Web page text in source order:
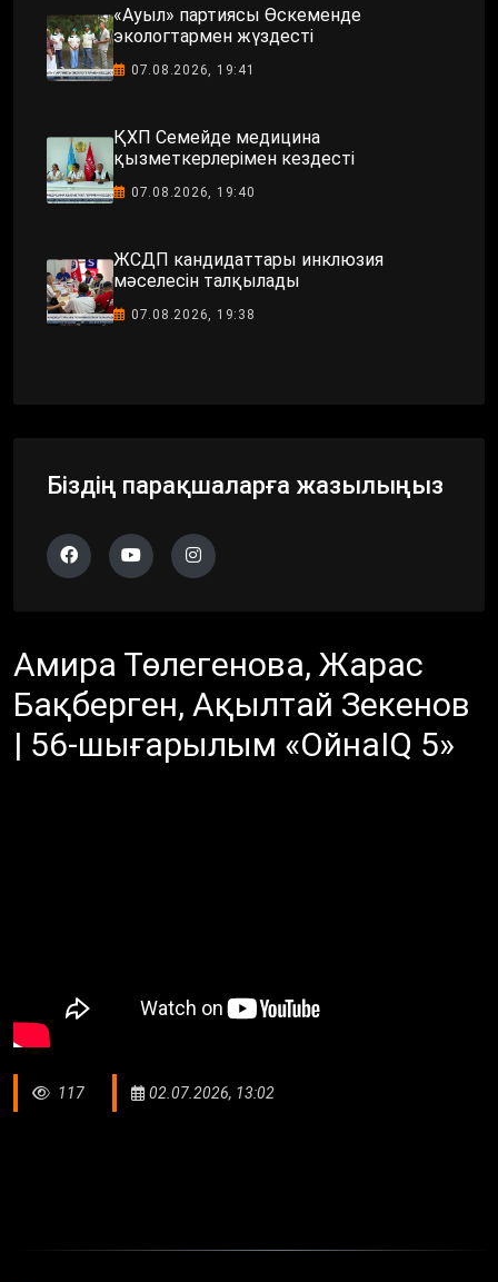
«Ауыл» партиясы Өскеменде
экологтармен жүздесті
07.08.2026, 19:41
ҚХП Семейде медицина
қызметкерлерімен кездесті
07.08.2026, 19:40
ЖСДП кандидаттары инклюзия
мәселесін талқылады
07.08.2026, 19:38
Біздің парақшаларға жазылыңыз
Амира Төлегенова, Жарас
Бақберген, Ақылтай Зекенов
| 56-шығарылым «ОйнаIQ 5»
117 02.07.2026, 13:02